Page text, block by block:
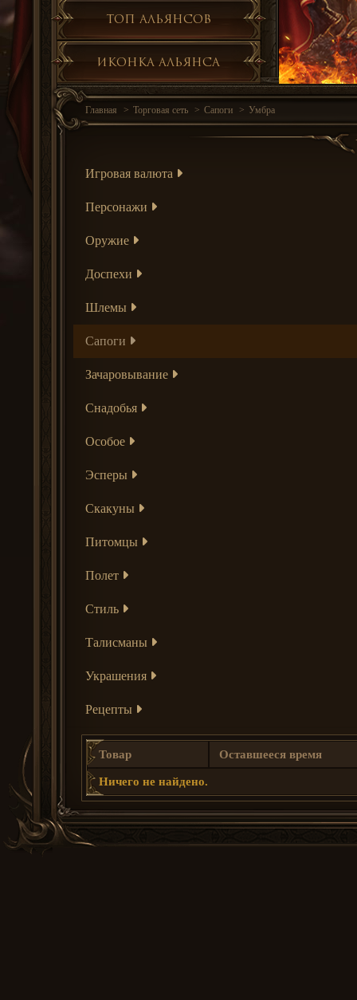
Топ альянсов
Иконка альянса
Главная Торговая сеть Сапоги Умбра
Игровая валюта
Персонажи
Оружие
Доспехи
Шлемы
Сапоги
Зачаровывание
Снадобья
Особое
Эсперы
Скакуны
Питомцы
Полет
Стиль
Талисманы
Украшения
Рецепты
Товар Оставшееся время
Ничего не найдено.